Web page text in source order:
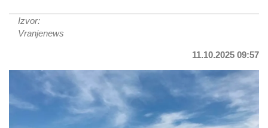
Izvor:
Vranjenews
11.10.2025 09:57